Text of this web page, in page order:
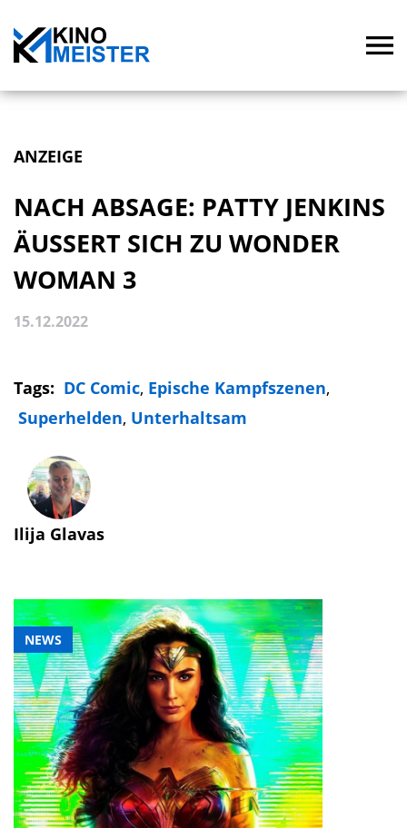
ANZEIGE
NEWS
NACH ABSAGE: PATTY JENKINS
ÄUSSERT SICH ZU WONDER W
OMAN 3
15.12.2022
Tags: DC Comic, Epische Kampfszenen,
Superhelden, Unterhaltsam
Ilija Glavas